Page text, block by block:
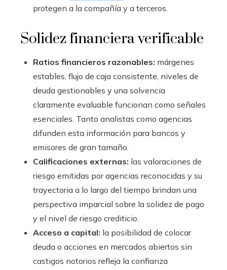
protegen a la compañía y a terceros.
Solidez financiera verificable
Ratios financieros razonables: márgenes
estables, flujo de caja consistente, niveles de
deuda gestionables y una solvencia
claramente evaluable funcionan como señales
esenciales. Tanto analistas como agencias
difunden esta información para bancos y
emisores de gran tamaño.
Calificaciones externas: las valoraciones de
riesgo emitidas por agencias reconocidas y su
trayectoria a lo largo del tiempo brindan una
perspectiva imparcial sobre la solidez de pago
y el nivel de riesgo crediticio.
Acceso a capital: la posibilidad de colocar
deuda o acciones en mercados abiertos sin
castigos notorios refleja la confianza